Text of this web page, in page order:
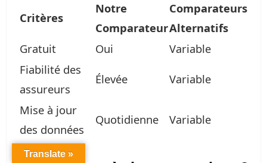
Critères
Notre
Comparateur
Comparateurs
Alternatifs
Gratuit
Oui
Variable
Fiabilité des
assureurs
Élevée Variable
Mise à jour
des données
Quotidienne Variable
Translate »